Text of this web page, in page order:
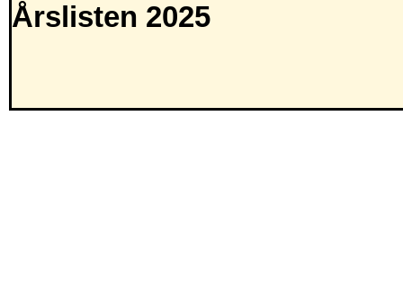
Årslisten 2025